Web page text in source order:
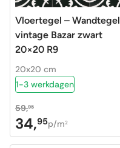
Vloertegel – Wandtegel
vintage Bazar zwart
20×20 R9
20x20 cm
1-3 werkdagen
59,95
Oorspronkelijke
prijs
34,95
Huidige
prijs
p/m2